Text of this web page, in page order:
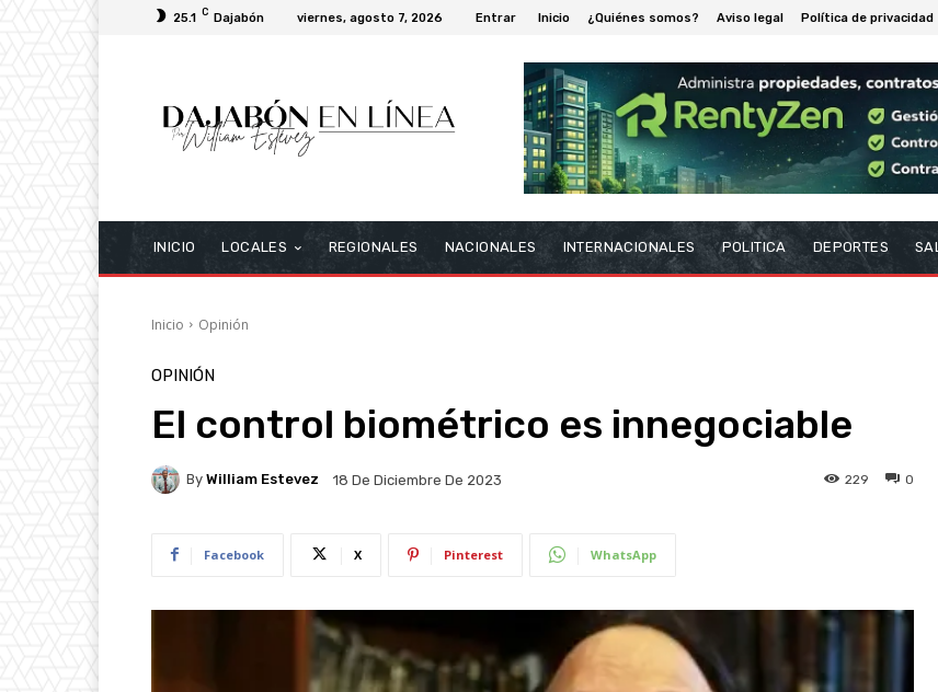
25.1 C Dajabón viernes, agosto 7, 2026 Entrar Inicio ¿Quiénes somos? Aviso legal Política de privacidad
INICIO LOCALES REGIONALES NACIONALES INTERNACIONALES POLITICA DEPORTES
Inicio Opinión
OPINIÓN
El control biométrico es innegociable
By William Estevez 18 De Diciembre De 2023 0
229
Facebook X Pinterest WhatsApp